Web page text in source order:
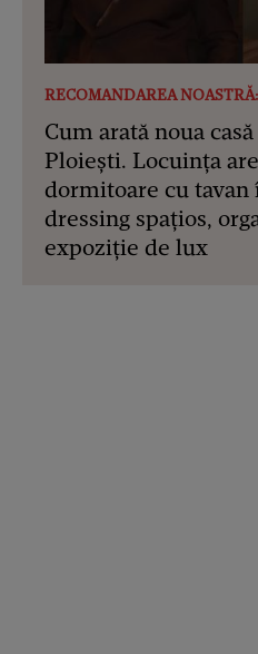
RECOMANDAREA NOASTRĂ:
Cum arată noua
Ploiești. Locuința
dormitoare cu tavan
dressing spațios,
expoziție de lux